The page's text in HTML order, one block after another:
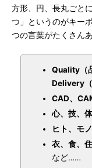
方形、円、長丸ごとに
つ」というのがキー
つの言葉がたくさんあ
Quality（
Delivery（
CAD、
心、技、体
ヒト、モ
衣、食、住
など……